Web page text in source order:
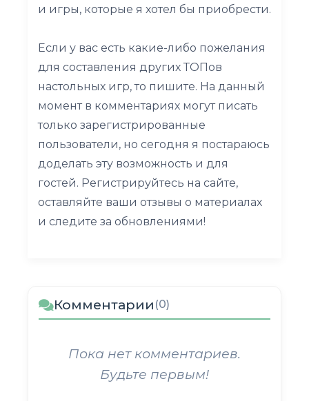
и игры, которые я хотел бы приобрести.
Если у вас есть какие-либо пожелания
для составления других ТОПов
настольных игр, то пишите. На данный
момент в комментариях могут писать
только зарегистрированные
пользователи, но сегодня я постараюсь
доделать эту возможность и для
гостей. Регистрируйтесь на сайте,
оставляйте ваши отзывы о материалах
и следите за обновлениями!
Комментарии (0)
Пока нет комментариев.
Будьте первым!